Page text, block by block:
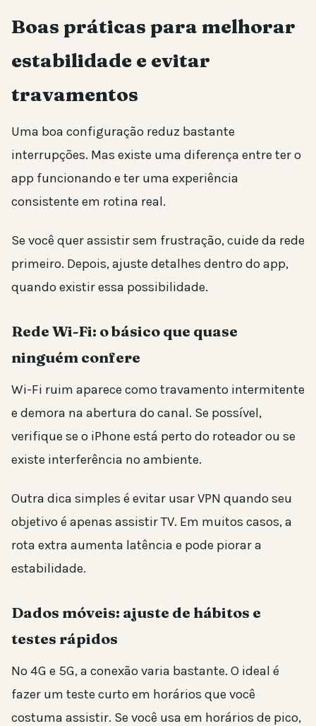
Boas práticas para melhorar
estabilidade e evitar
travamentos
Uma boa configuração reduz bastante
interrupções. Mas existe uma diferença entre ter o
app funcionando e ter uma experiência
consistente em rotina real.
Se você quer assistir sem frustração, cuide da rede
primeiro. Depois, ajuste detalhes dentro do app,
quando existir essa possibilidade.
Rede Wi-Fi: o básico que quase
ninguém confere
Wi-Fi ruim aparece como travamento intermitente
e demora na abertura do canal. Se possível,
verifique se o iPhone está perto do roteador ou se
existe interferência no ambiente.
Outra dica simples é evitar usar VPN quando seu
objetivo é apenas assistir TV. Em muitos casos, a
rota extra aumenta latência e pode piorar a
estabilidade.
Dados móveis: ajuste de hábitos e
testes rápidos
No 4G e 5G, a conexão varia bastante. O ideal é
fazer um teste curto em horários que você
costuma assistir. Se você usa em horários de pico,